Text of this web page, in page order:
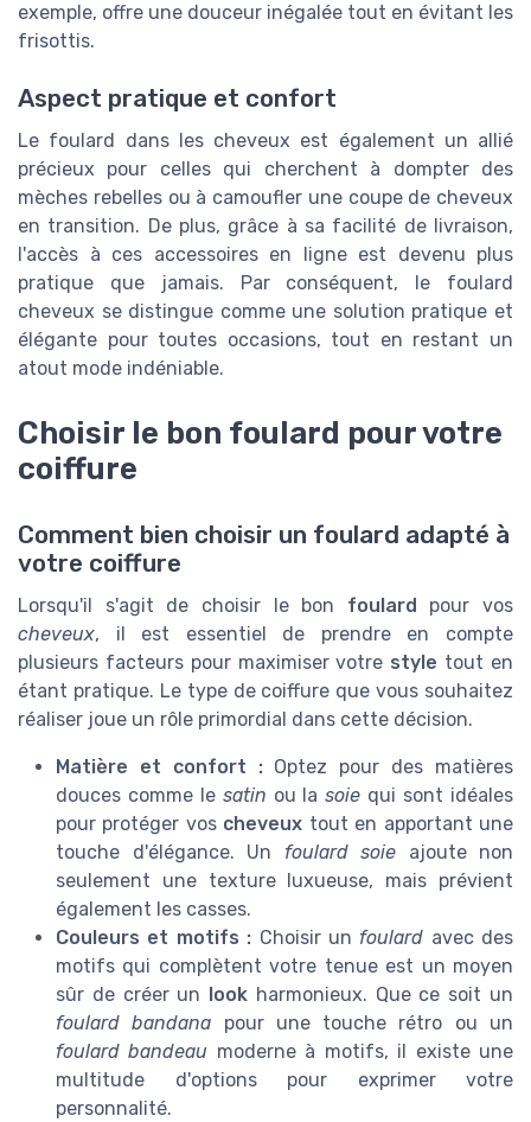
exemple, offre une douceur inégalée tout en évitant les
frisottis.
Aspect pratique et confort
Le foulard dans les cheveux est également un allié
précieux pour celles qui cherchent à dompter des
mèches rebelles ou à camoufler une coupe de cheveux
en transition. De plus, grâce à sa facilité de livraison,
l'accès à ces accessoires en ligne est devenu plus
pratique que jamais. Par conséquent, le foulard
cheveux se distingue comme une solution pratique et
élégante pour toutes occasions, tout en restant un
atout mode indéniable.
Choisir le bon foulard pour votre
coiffure
Comment bien choisir un foulard adapté à
votre coiffure
Lorsqu'il s'agit de choisir le bon foulard pour vos
cheveux, il est essentiel de prendre en compte
plusieurs facteurs pour maximiser votre style tout en
étant pratique. Le type de coiffure que vous souhaitez
réaliser joue un rôle primordial dans cette décision.
Matière et confort :Optez pour des matières
douces comme le satin ou lasoie qui sont idéales
pour protéger vos cheveux tout en apportant une
touche d'élégance. Un foulard soie ajoute non
seulement une texture luxueuse, mais prévient
également les casses.
Couleurs et motifs : Choisir un foulard avec des
motifs qui complètent votre tenue est un moyen
sûr de créer un look harmonieux. Que ce soit un
foulard bandana pour une touche rétro ou un
foulard bandeau moderne à motifs, il existe une
multitude d'options pour exprimer votre
personnalité.